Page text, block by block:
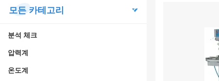
모든 카테고리
분석 체크
압력계
온도계